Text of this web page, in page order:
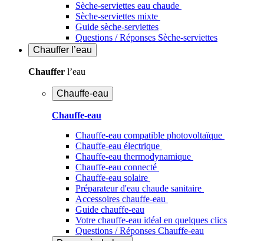
Sèche-serviettes eau chaude
Sèche-serviettes mixte
Guide sèche-serviettes
Questions / Réponses Sèche-serviettes
Chauffer l’eau
Chauffer l’eau
Chauffe-eau
Chauffe-eau
Chauffe-eau compatible photovoltaïque
Chauffe-eau électrique
Chauffe-eau thermodynamique
Chauffe-eau connecté
Chauffe-eau solaire
Préparateur d'eau chaude sanitaire
Accessoires chauffe-eau
Guide chauffe-eau
Votre chauffe-eau idéal en quelques clics
Questions / Réponses Chauffe-eau